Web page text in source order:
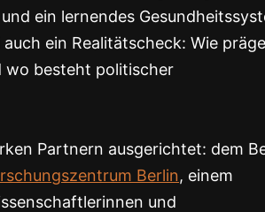
ein lernendes
ein Realitätscheck: Wie
wo besteht politischer
Partnern ausgerichtet: dem
Berlin, einem
und